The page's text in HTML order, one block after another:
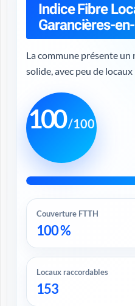
Indice Fibre
Garancières-
La commune présente
solide, avec peu de
100/100
Couverture FTTH
100 %
Locaux raccordables
153